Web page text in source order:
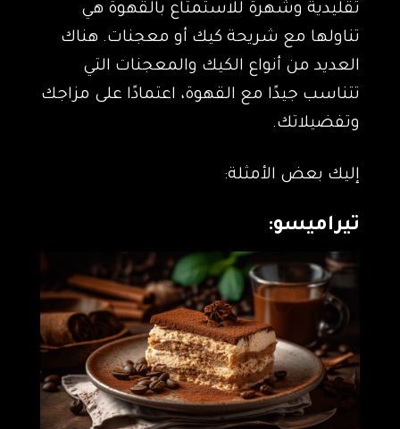
تقليدية وشهرة للاستمتاع بالقهوة هي
تناولها مع شريحة كيك أو معجنات. هناك
العديد من أنواع الكيك والمعجنات التي
تتناسب جيدًا مع القهوة، اعتمادًا على مزاجك
وتفضيلاتك.
إليك بعض الأمثلة:
تيراميسو: